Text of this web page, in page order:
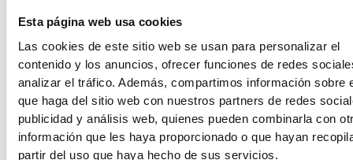
Esta página web usa cookies
Las cookies de este sitio web se usan para personalizar el
contenido y los anuncios, ofrecer funciones de redes
analizar el tráfico. Además, compartimos información sobre
que haga del sitio web con nuestros partners de redes
publicidad y análisis web, quienes pueden combinarla con
información que les haya proporcionado o que hayan
partir del uso que haya hecho de sus servicios.
Vigilancia Aduanera
Instituciones
Penitenciarias